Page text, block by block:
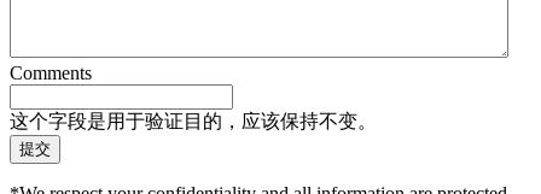
Comments
这个字段是用于验证目的，应该保持不变。